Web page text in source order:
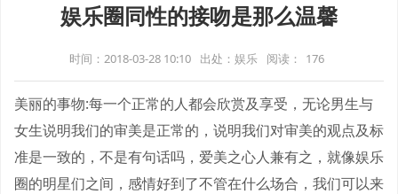
娱乐圈同性的接吻是那么温馨
时间：2018-03-28 10:10 出处：娱乐 阅读： 176
美丽的事物:每一个正常的人都会欣赏及享受，无论男生与
女生说明我们的审美是正常的，说明我们对审美的观点及标
准是一致的，不是有句话吗，爱美之心人兼有之，就像娱乐
圈的明星们之间，感情好到了不管在什么场合，我们可以来